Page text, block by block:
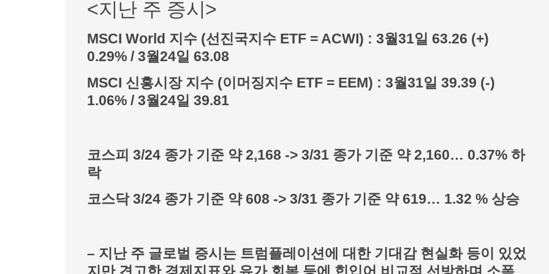
<지난 주 증시>
MSCI World 지수 (선진국지수 ETF = ACWI) : 3월31일 63.26 (+)
0.29% / 3월24일 63.08
MSCI 신흥시장 지수 (이머징지수 ETF = EEM) : 3월31일 39.39 (-)
1.06% / 3월24일 39.81
코스피 3/24 종가 기준 약 2,168 -> 3/31 종가 기준 약 2,160… 0.37% 하
락
코스닥 3/24 종가 기준 약 608 -> 3/31 종가 기준 약 619… 1.32 % 상승
– 지난 주 글로벌 증시는 트럼플레이션에 대한 기대감 현실화 등이 있었